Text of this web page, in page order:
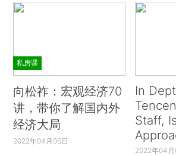
私房课
向松祚：宏观经济70
讲，带你了解国内外
经济大局
2022年04月06日
In
Staff,
2022年04月